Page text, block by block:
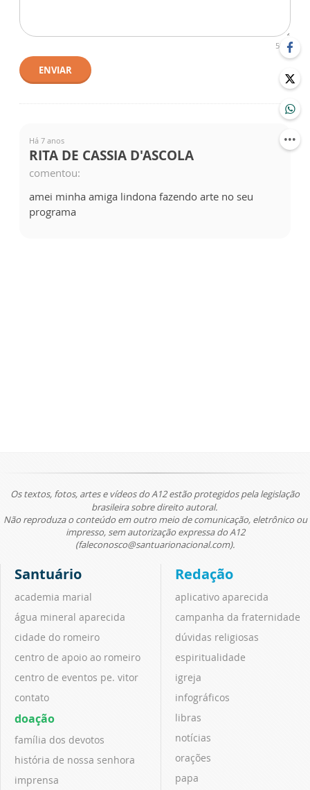
500
ENVIAR
Há 7 anos
RITA DE CASSIA D'ASCOLA
comentou:
amei minha amiga lindona fazendo arte no seu
programa
Os textos, fotos, artes e vídeos do A12 estão protegidos pela legislação
brasileira sobre direito autoral.
Não reproduza o conteúdo em outro meio de comunicação, eletrônico ou
impresso, sem autorização expressa do A12
(faleconosco@santuarionacional.com).
Santuário
academia marial
água mineral aparecida
cidade do romeiro
centro de apoio ao romeiro
centro de eventos pe. vitor
contato
doação
família dos devotos
história de nossa senhora
imprensa
Redação
aplicativo aparecida
campanha da fraternidade
dúvidas religiosas
espiritualidade
igreja
infográficos
libras
notícias
orações
papa